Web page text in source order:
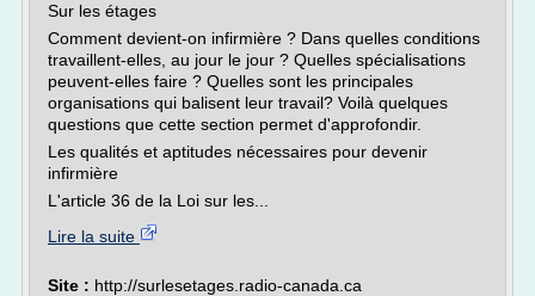
Sur les étages
Comment devient-on infirmière ? Dans quelles conditions
travaillent-elles, au jour le jour ? Quelles spécialisations
peuvent-elles faire ? Quelles sont les principales
organisations qui balisent leur travail? Voilà quelques
questions que cette section permet d'approfondir.
Les qualités et aptitudes nécessaires pour devenir
infirmière
L'article 36 de la Loi sur les...
Lire la suite
Site : http://surlesetages.radio-canada.ca